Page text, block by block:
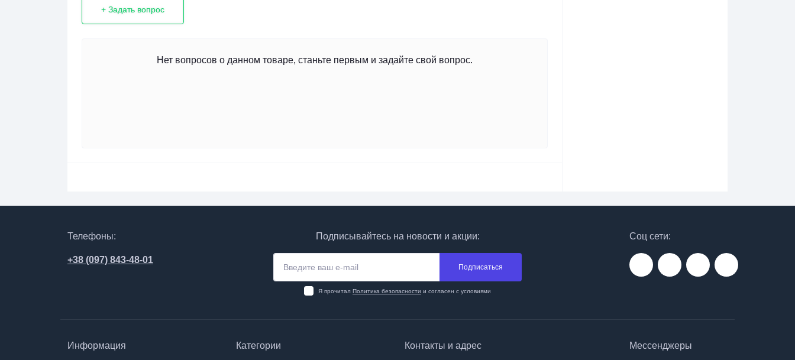
+ Задать вопрос
Нет вопросов о данном товаре, станьте первым и задайте свой вопрос.
Телефоны:
+38 (097) 843-48-01
Соц сети:
Подписывайтесь на новости и акции:
Подписаться
Я прочитал Политика безопасности и согласен с условиями
Информация Категории Контакты и адрес Мессенджеры